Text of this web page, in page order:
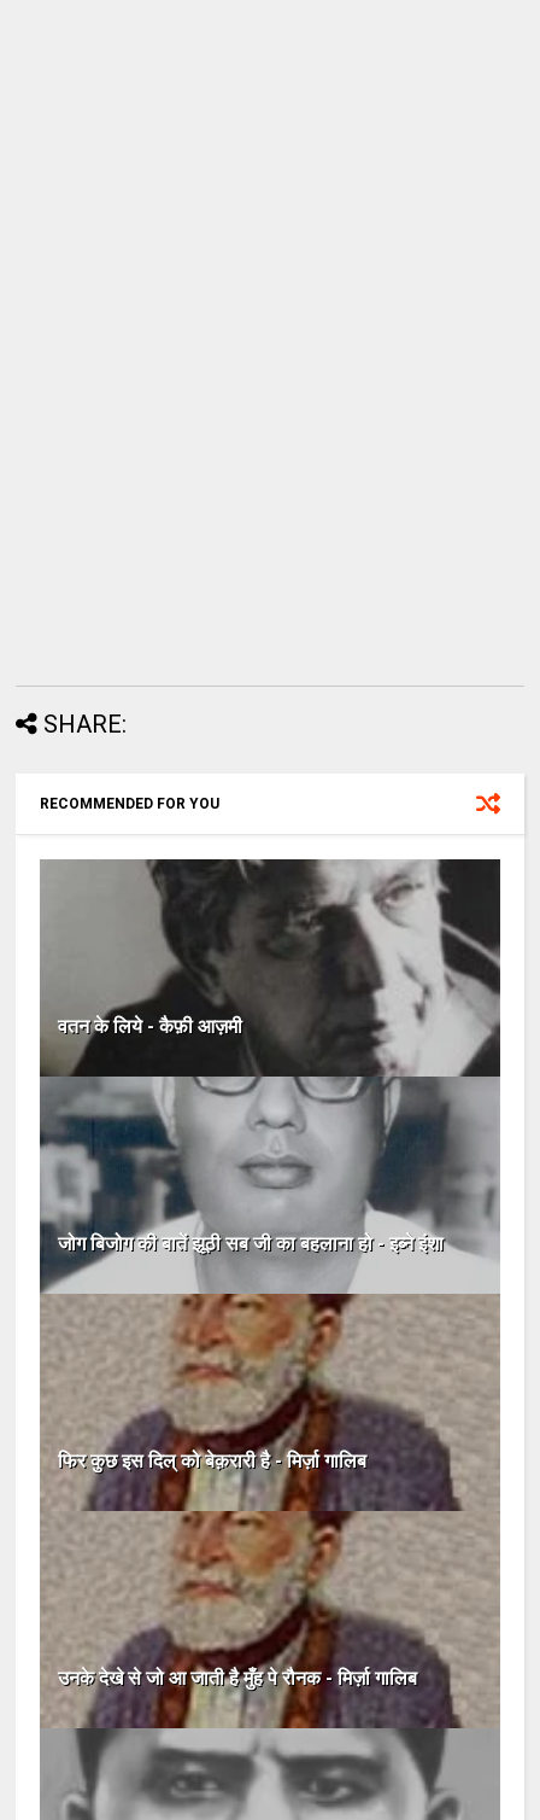
SHARE:
RECOMMENDED FOR YOU
वतन के लिये - कैफ़ी आज़मी
जोग बिजोग की बातें झूठी सब जी का बहलाना हो - इब्ने इंशा
फिर कुछ इस दिल् को बेक़रारी है - मिर्ज़ा गालिब
उनके देखे से जो आ जाती है मुँह पे रौनक - मिर्ज़ा गालिब